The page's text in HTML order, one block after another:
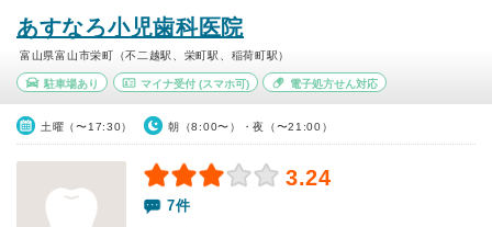
あすなろ小児歯科医院
富山県富山市栄町（不二越駅、栄町駅、稲荷町駅）
駐車場あり マイナ受付(スマホ可) 電子処方せん対応
土曜（〜17:30） 朝（8:00〜）・夜（〜21:00）
3.24
7件